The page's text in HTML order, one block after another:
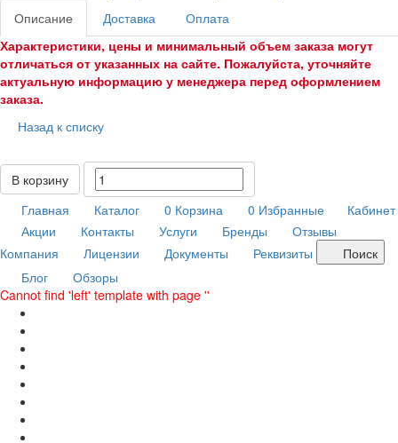
Описание
Доставка
Оплата
Характеристики, цены и минимальный объем заказа могут
отличаться от указанных на сайте. Пожалуйста, уточняйте
актуальную информацию у менеджера перед оформлением
заказа.
Назад к списку
В корзину
Главная
Каталог 0 Корзина 0 Избранные
Кабинет
Акции
Контакты Услуги Бренды
Отзывы
Компания
Лицензии Документы Реквизиты
Поиск
Блог
Обзоры
Cannot find 'left' template with page ''